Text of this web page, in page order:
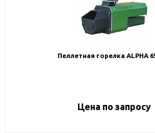
Пеллетная горелка ALPHA
Цена по запросу